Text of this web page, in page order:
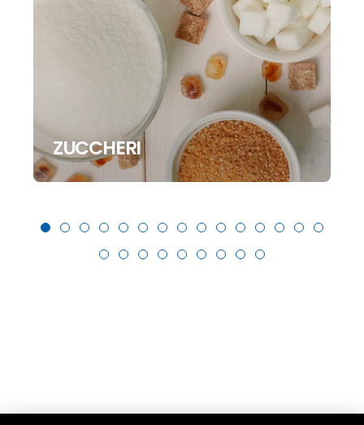
ZUCCHERI